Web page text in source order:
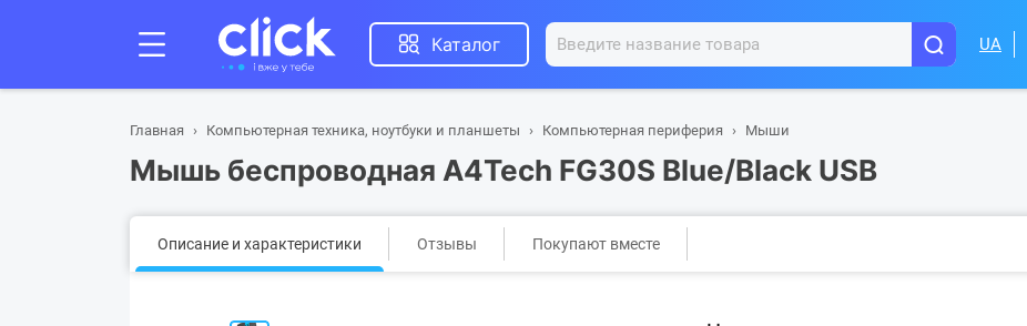
Каталог UA
Главная Компьютерная техника, ноутбуки и планшеты Компьютерная периферия Мыши
Мышь беспроводная A4Tech FG30S Blue/Black USB
Описание и характеристики Отзывы Покупают вместе